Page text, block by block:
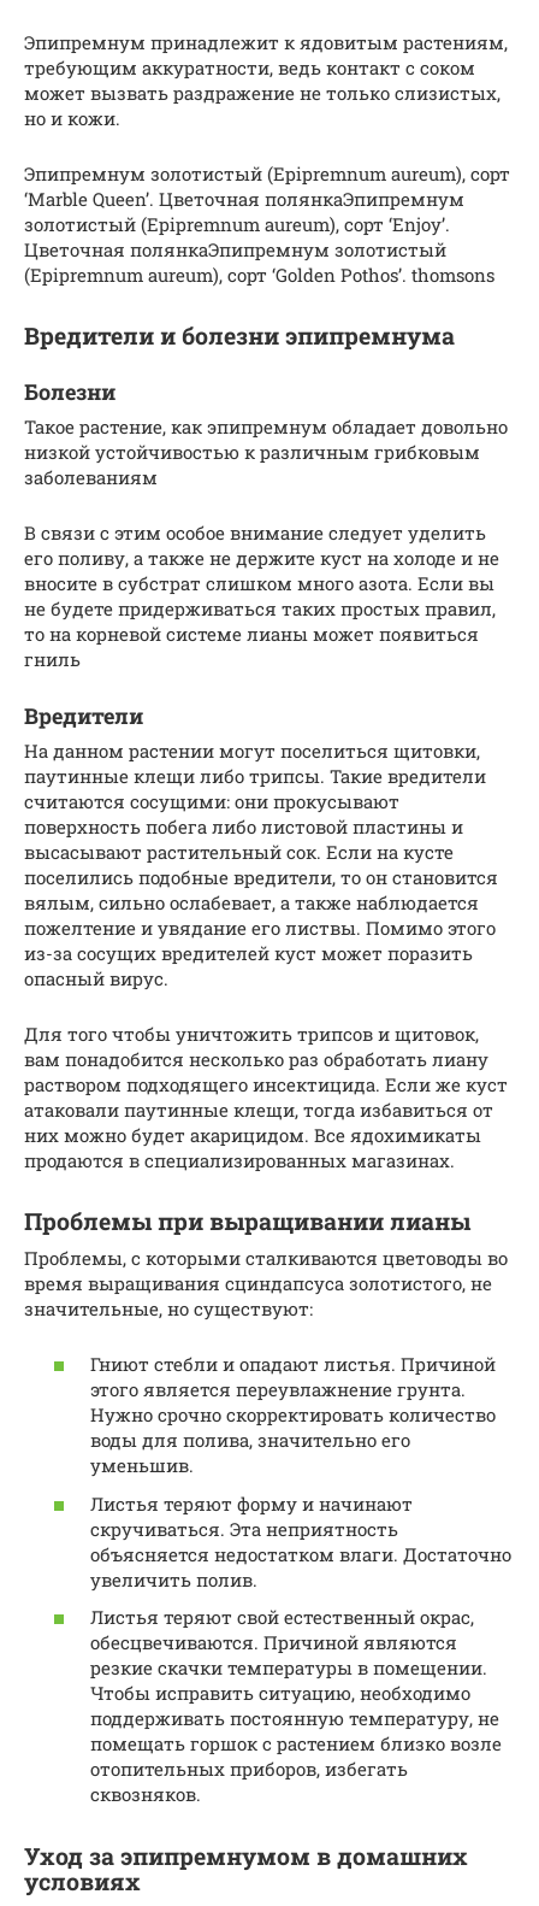
Эпипремнум принадлежит к ядовитым растениям,
требующим аккуратности, ведь контакт с соком
может вызвать раздражение не только слизистых,
но и кожи.
Эпипремнум золотистый (Epipremnum aureum), сорт
‘Marble Queen’. Цветочная полянкаЭпипремнум
золотистый (Epipremnum aureum), сорт ‘Enjoy’.
Цветочная полянкаЭпипремнум золотистый
(Epipremnum aureum), сорт ‘Golden Pothos’. thomsons
Вредители и болезни эпипремнума
Болезни
Такое растение, как эпипремнум обладает довольно
низкой устойчивостью к различным грибковым
заболеваниям
В связи с этим особое внимание следует уделить
его поливу, а также не держите куст на холоде и не
вносите в субстрат слишком много азота. Если вы
не будете придерживаться таких простых правил,
то на корневой системе лианы может появиться
гниль
Вредители
На данном растении могут поселиться щитовки,
паутинные клещи либо трипсы. Такие вредители
считаются сосущими: они прокусывают
поверхность побега либо листовой пластины и
высасывают растительный сок. Если на кусте
поселились подобные вредители, то он становится
вялым, сильно ослабевает, а также наблюдается
пожелтение и увядание его листвы. Помимо этого
из-за сосущих вредителей куст может поразить
опасный вирус.
Для того чтобы уничтожить трипсов и щитовок,
вам понадобится несколько раз обработать лиану
раствором подходящего инсектицида. Если же куст
атаковали паутинные клещи, тогда избавиться от
них можно будет акарицидом. Все ядохимикаты
продаются в специализированных магазинах.
Проблемы при выращивании лианы
Проблемы, с которыми сталкиваются цветоводы во
время выращивания сциндапсуса золотистого, не
значительные, но существуют:
Гниют стебли и опадают листья. Причиной
этого является переувлажнение грунта.
Нужно срочно скорректировать количество
воды для полива, значительно его
уменьшив.
Листья теряют форму и начинают
скручиваться. Эта неприятность
объясняется недостатком влаги. Достаточно
увеличить полив.
Листья теряют свой естественный окрас,
обесцвечиваются. Причиной являются
резкие скачки температуры в помещении.
Чтобы исправить ситуацию, необходимо
поддерживать постоянную температуру, не
помещать горшок с растением близко возле
отопительных приборов, избегать
сквозняков.
Уход за эпипремнумом в домашних
условиях